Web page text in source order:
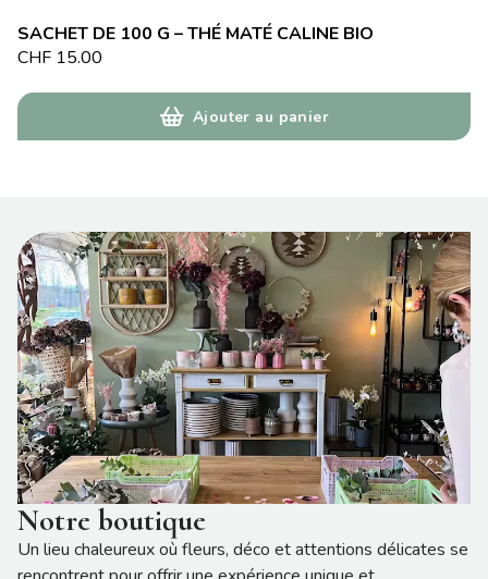
SACHET DE 100 G – THÉ MATÉ CALINE BIO
CHF 15.00
Ajouter au panier
Notre boutique
Un lieu chaleureux où fleurs, déco et attentions délicates se